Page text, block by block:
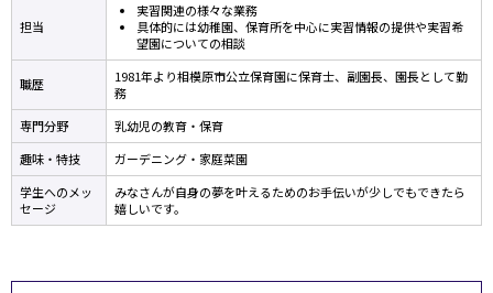
担当
実習関連の様々な業務
具体的には幼稚園、保育所を中心に実習情報の提供や実習希
望園についての相談
職歴
1981年より相模原市公立保育園に保育士、副園長、園長として勤
務
専門分野
乳幼児の教育・保育
趣味・特技
ガーデニング・家庭菜園
学生へのメッ
セージ
みなさんが自身の夢を叶えるためのお手伝いが少しでもできたら
嬉しいです。